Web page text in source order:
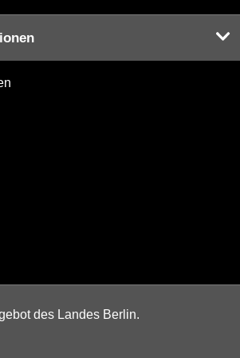
des Landes Berlin.